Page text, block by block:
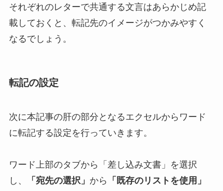
それぞれのレターで共通する文言はあらかじめ記
載しておくと、転記先のイメージがつかみやすく
なるでしょう。
転記の設定
次に本記事の肝の部分となるエクセルからワード
に転記する設定を行っていきます。
ワード上部のタブから「差し込み文書」を選択
し、
「宛先の選択」 から
「既存のリストを使用」